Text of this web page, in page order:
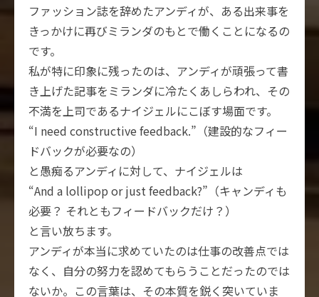
ファッション誌を辞めたアンディが、ある出来事を
きっかけに再びミランダのもとで働くことになるの
です。
私が特に印象に残ったのは、アンディが頑張って書
き上げた記事をミランダに冷たくあしらわれ、その
不満を上司であるナイジェルにこぼす場面です。
“I need constructive feedback.”（建設的なフィー
ドバックが必要なの）
と愚痴るアンディに対して、ナイジェルは
“And a lollipop or just feedback?”（キャンディも
必要？ それともフィードバックだけ？）
と言い放ちます。
アンディが本当に求めていたのは仕事の改善点では
なく、自分の努力を認めてもらうことだったのでは
ないか。この言葉は、その本質を鋭く突いていま